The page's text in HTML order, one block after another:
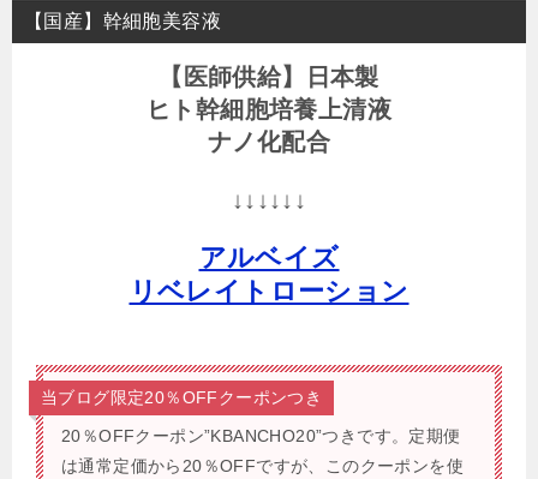
【国産】幹細胞美容液
【医師供給】日本製
ヒト幹細胞培養上清液
ナノ化配合
↓↓↓↓↓↓
アルベイズ
リベレイトローション
当ブログ限定20％OFFクーポンつき
20％OFFクーポン”KBANCHO20”つきです。 定期便
は通常定価から20％OFFですが、このクーポンを使